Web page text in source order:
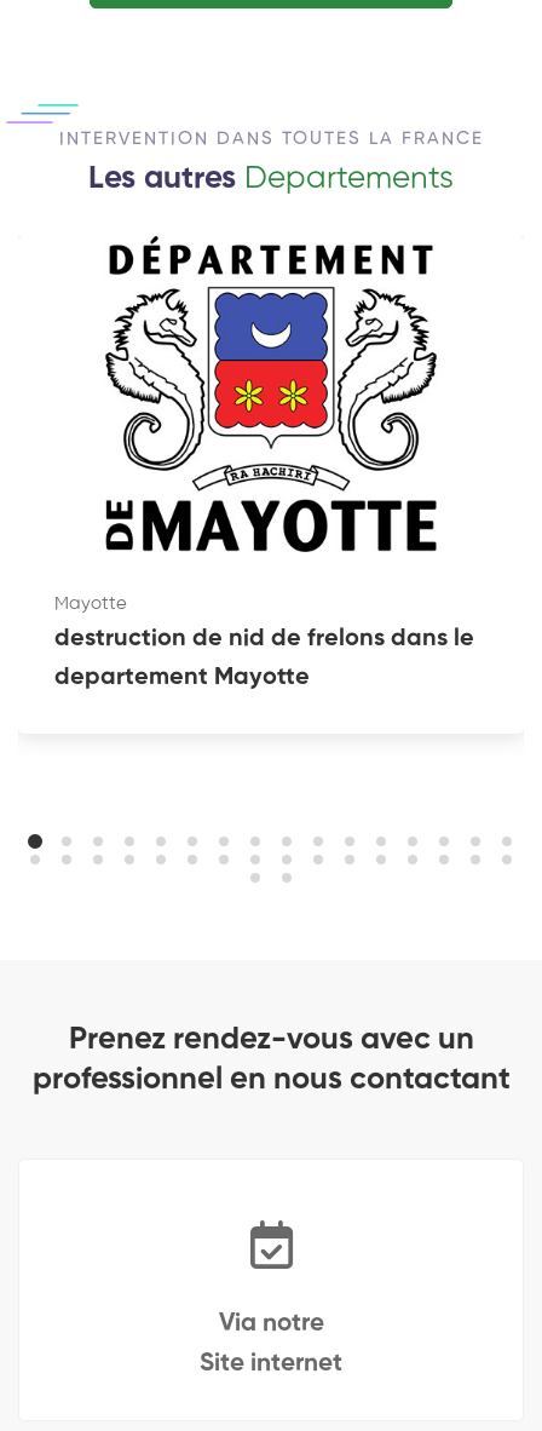
INTERVENTION DANS TOUTES LA FRANCE
Les autres Departements
Mayotte
destruction de nid de frelons dans le
departement Mayotte
Prenez rendez-vous avec un
professionnel en nous contactant
Via notre
Site internet